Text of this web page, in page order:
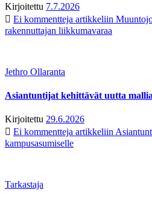
Kirjoitettu 7.7.2026
Ei kommentteja artikkeliin
rakennuttajan liikkumavaraa
Jethro Ollaranta
Asiantuntijat kehittävät uutta
Kirjoitettu 29.6.2026
Ei kommentteja artikkeliin
kampusasumiselle
Tarkastaja